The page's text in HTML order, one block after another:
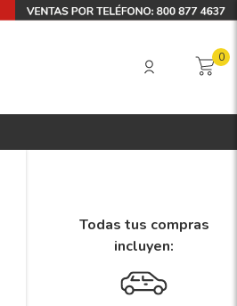
0
Todas tus compras
incluyen: